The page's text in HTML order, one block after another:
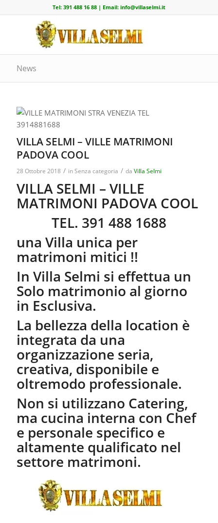
Tel: 391 488 16 88| Email: info@villaselmi.it
News
VILLA SELMI – VILLE MATRIMONI
PADOVA COOL
28 Ottobre 2018 / inSenza categoria / da Villa Selmi
VILLA SELMI – VILLE
MATRIMONI PADOVA COOL
TEL. 391 488 1688
una Villa unica per
matrimoni mitici !!
In Villa Selmi si effettua un
Solo matrimonio al giorno
in Esclusiva.
La bellezza della location è
integrata da una
organizzazione seria,
creativa, disponibile e
oltremodo professionale.
Non si utilizzano Catering,
ma cucina interna con Chef
e personale specifico e
altamente qualificato nel
settore matrimoni.